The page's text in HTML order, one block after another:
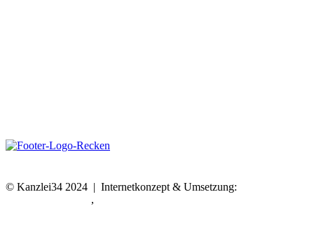
© Kanzlei34 2024 | Internetkonzept & Umsetzung:
,